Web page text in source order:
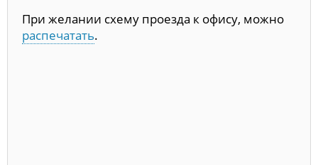
При желании схему проезда к офису, можно
распечатать.